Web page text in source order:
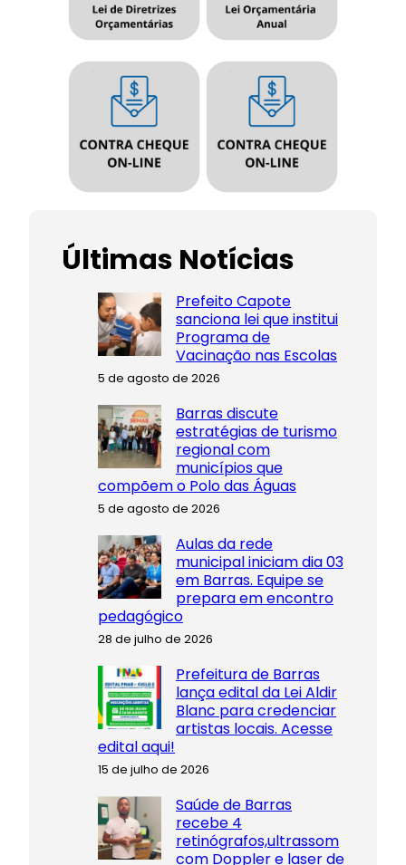
Últimas Notícias
Prefeito Capote
sanciona lei que institui
Programa de
Vacinação nas Escolas
5 de agosto de 2026
Barras discute
estratégias de turismo
regional com
municípios que
compõem o Polo das Águas
5 de agosto de 2026
Aulas da rede
municipal iniciam dia 03
em Barras. Equipe se
prepara em encontro
pedagógico
28 de julho de 2026
Prefeitura de Barras
lança edital da Lei Aldir
Blanc para credenciar
artistas locais. Acesse
edital aqui!
15 de julho de 2026
Saúde de Barras
recebe 4
retinógrafos,ultrassom
com Doppler e laser de